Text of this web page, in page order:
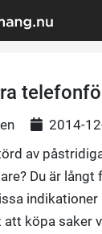
2014-
av
Du är långt
att köpa saker